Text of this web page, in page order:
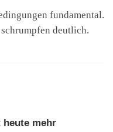
fundamental.
deutlich.
mehr